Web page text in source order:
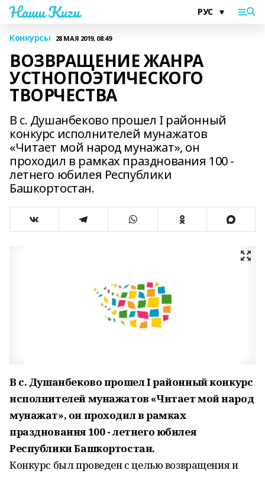
Наши Киги
Конкурсы 28 МАЯ 2019, 08:49
ВОЗВРАЩЕНИЕ ЖАНРА
УСТНОПОЭТИЧЕСКОГО
ТВОРЧЕСТВА
В с. Душанбеково прошел I районный
конкурс исполнителей мунажатов
«Читает мой народ мунажат», он
проходил в рамках празднования 100 -
летнего юбилея Республики
Башкортостан.
В с. Душанбеково прошел I районный конкурс
исполнителей мунажатов «Читает мой народ
мунажат», он проходил в рамках
празднования 100 - летнего юбилея
Республики Башкортостан.
Конкурс был проведен с целью возвращения и